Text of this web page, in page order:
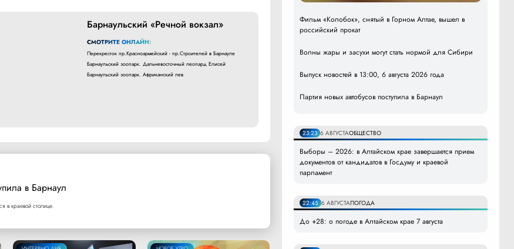
Барнаульский «Речной вокзал»
СМОТРИТЕ ОНЛАЙН:
Перекресток пр.Красноармейский - пр.Строителей в Барнауле
Барнаульский зоопарк. Дальневосточный леопард Елисей
Барнаульский зоопарк. Африканский лев
в Барнаул
в краевой столице.
Фильм «Колобок», снятый в Горном Алтае, вышел в
российский прокат
Волны жары и засухи могут стать нормой для Сибири
Выпуск новостей в 13:00, 6 августа 2026 года
Партия новых автобусов поступила в Барнаул
23:23 6 АВГУСТАОБЩЕСТВО
Выборы – 2026: в Алтайском крае завершается прием
документов от кандидатов в Госдуму и краевой
парламент
22:45 6 АВГУСТАПОГОДА
До +28: о погоде в Алтайском крае 7 августа